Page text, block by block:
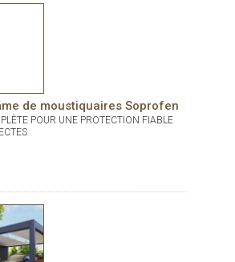
de moustiquaires Soprofen
POUR UNE PROTECTION FIABLE